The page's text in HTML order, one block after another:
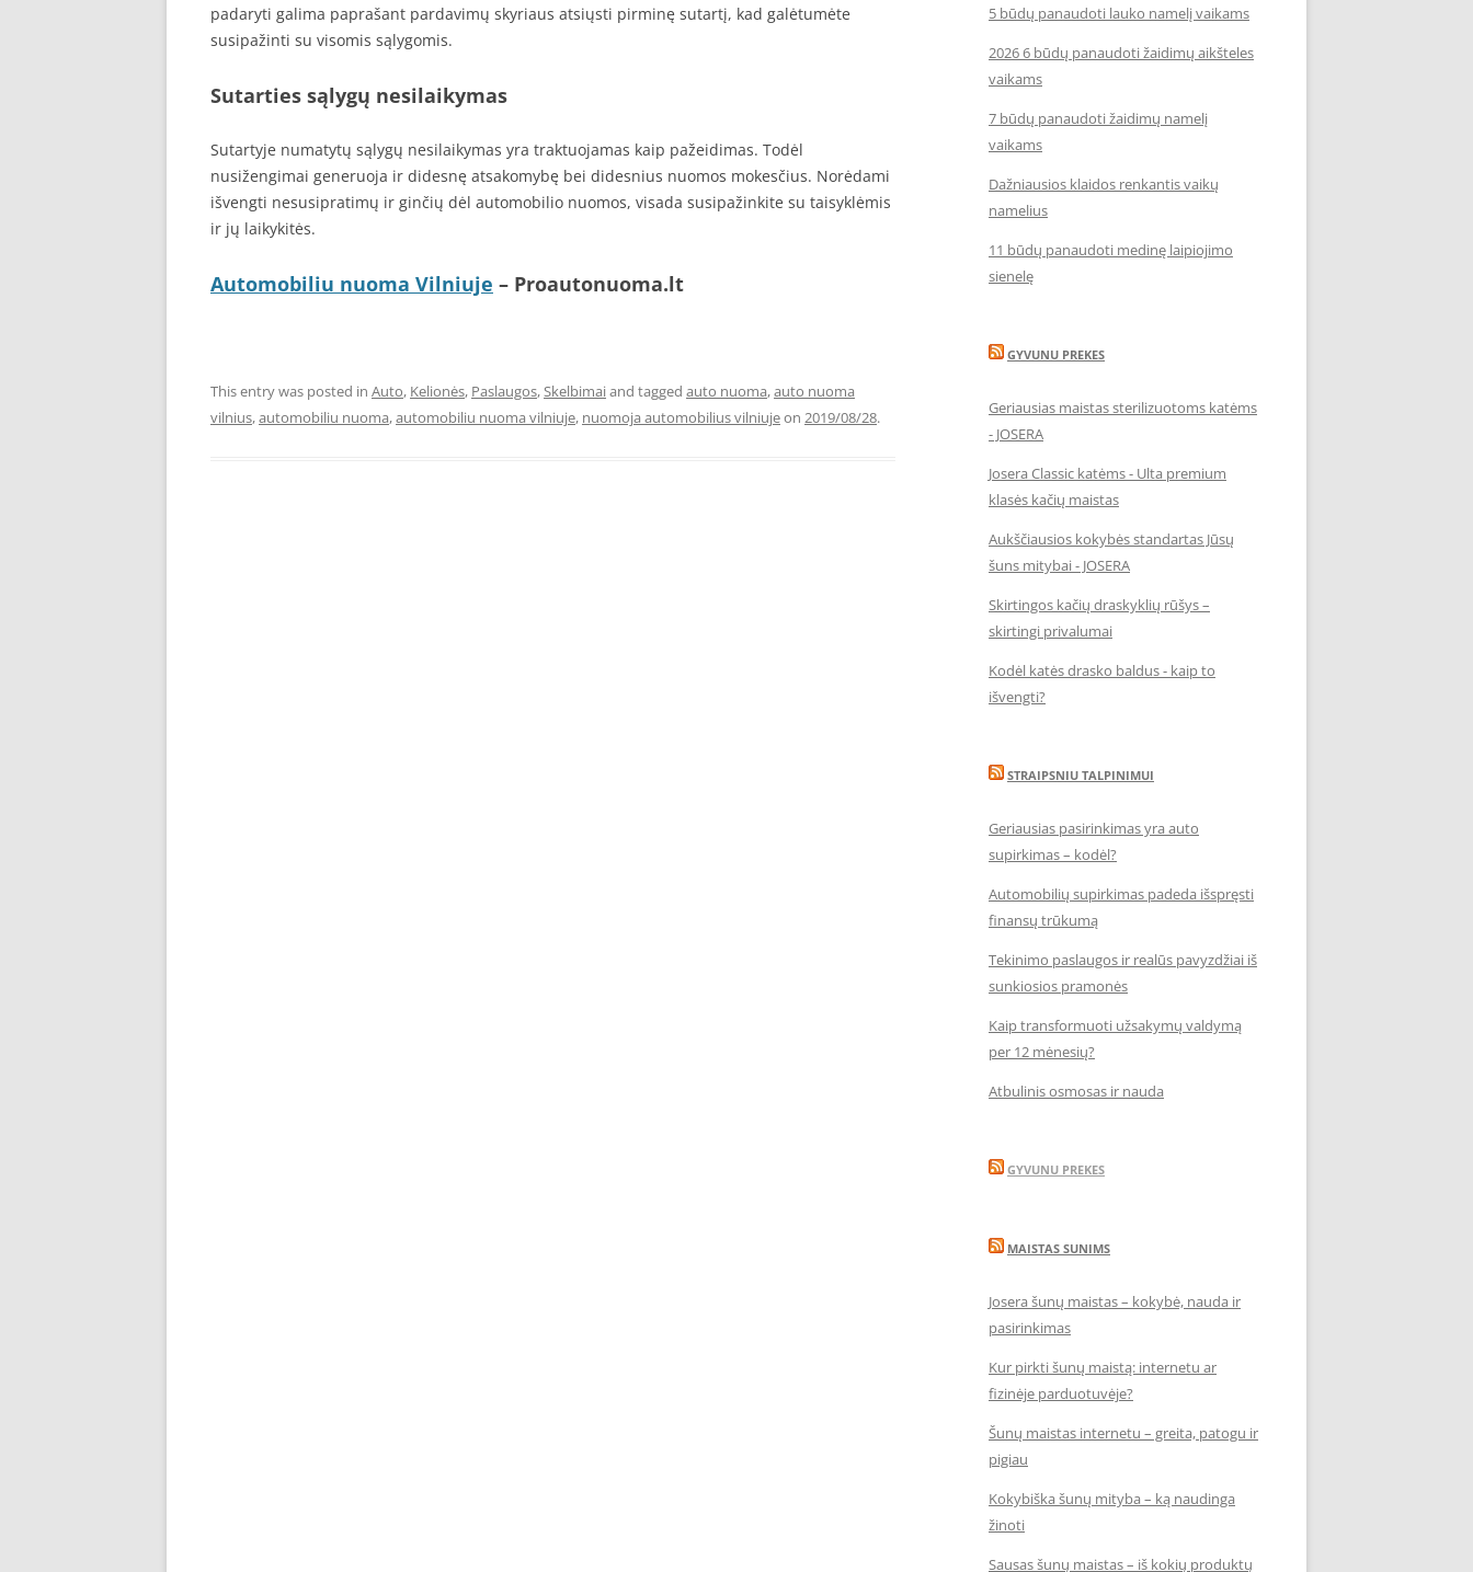
padaryti galima paprašant pardavimų skyriaus atsiųsti pirminę sutartį, kad galėtumėte
susipažinti su visomis sąlygomis.
Sutarties sąlygų nesilaikymas
Sutartyje numatytų sąlygų nesilaikymas yra traktuojamas kaip pažeidimas. Todėl
nusižengimai generuoja ir didesnę atsakomybę bei didesnius nuomos mokesčius. Norėdami
išvengti nesusipratimų ir ginčių dėl automobilio nuomos, visada susipažinkite su taisyklėmis
ir jų laikykitės.
Automobiliu nuoma Vilniuje – Proautonuoma.lt
This entry was posted in Auto, Kelionės, Paslaugos,Skelbimaiand tagged auto nuoma,auto nuoma
vilnius,automobiliu nuoma,automobiliu nuoma vilniuje, nuomoja automobilius vilniujeon 2019/08/28.
5 būdų panaudoti lauko namelį vaikams
2026 6 būdų panaudoti žaidimų aikšteles
vaikams
7 būdų panaudoti žaidimų namelį
vaikams
Dažniausios klaidos renkantis vaikų
namelius
11 būdų panaudoti medinę laipiojimo
sienelę
GYVUNU PREKES
Geriausias maistas sterilizuotoms katėms
- JOSERA
Josera Classic katėms - Ulta premium
klasės kačių maistas
Aukščiausios kokybės standartas Jūsų
šuns mitybai - JOSERA
Skirtingos kačių draskyklių rūšys –
skirtingi privalumai
Kodėl katės drasko baldus - kaip to
išvengti?
STRAIPSNIU TALPINIMUI
Geriausias pasirinkimas yra auto
supirkimas – kodėl?
Automobilių supirkimas padeda išspręsti
finansų trūkumą
Tekinimo paslaugos ir realūs pavyzdžiai iš
sunkiosios pramonės
Kaip transformuoti užsakymų valdymą
per 12 mėnesių?
Atbulinis osmosas ir nauda
GYVUNU PREKES
MAISTAS SUNIMS
Josera šunų maistas – kokybė, nauda ir
pasirinkimas
Kur pirkti šunų maistą: internetu ar
fizinėje parduotuvėje?
Šunų maistas internetu – greita, patogu ir
pigiau
Kokybiška šunų mityba – ką naudinga
žinoti
Sausas šunų maistas – iš kokių produktų